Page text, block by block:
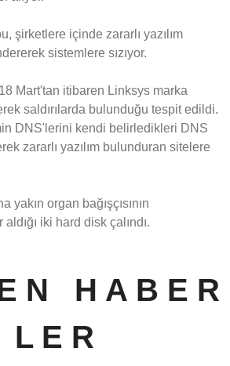
şirketlere içinde zararlı yazılım
sistemlere sızıyor.
Mart'tan itibaren Linksys marka
saldırılarda bulunduğu tespit edildi.
DNS'lerini kendi belirledikleri DNS
zararlı yazılım bulunduran sitelere
yakın organ bağışçısının
iki hard disk çalındı.
N H A B E R
L E R